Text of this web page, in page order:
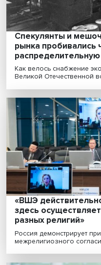
Пандемия COVID-19
экономику. Падение
«Бизнес вне
компании
технологиям
Пандемия COVID-19
многих отраслей